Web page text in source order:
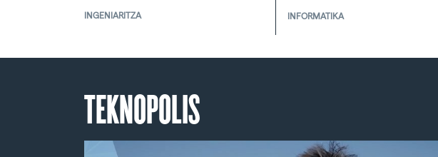
INGENIARITZA INFORMATIKA
TEKNOPOLIS